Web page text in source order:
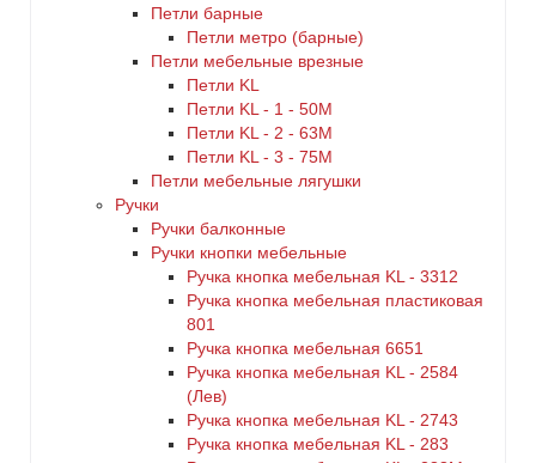
Петли барные
Петли метро (барные)
Петли мебельные врезные
Петли KL
Петли KL - 1 - 50M
Петли KL - 2 - 63M
Петли KL - 3 - 75M
Петли мебельные лягушки
Ручки
Ручки балконные
Ручки кнопки мебельные
Ручка кнопка мебельная KL - 3312
Ручка кнопка мебельная пластиковая
801
Ручка кнопка мебельная 6651
Ручка кнопка мебельная KL - 2584
(Лев)
Ручка кнопка мебельная KL - 2743
Ручка кнопка мебельная KL - 283